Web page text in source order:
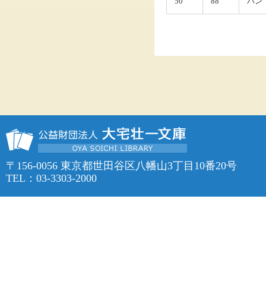
〒156-0056 東京都世田谷区八幡山3丁目10番20号
TEL：03-3303-2000